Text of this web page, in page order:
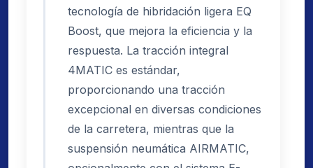
tecnología de hibridación ligera EQ
Boost, que mejora la eficiencia y la
respuesta. La tracción integral
4MATIC es estándar,
proporcionando una tracción
excepcional en diversas condiciones
de la carretera, mientras que la
suspensión neumática AIRMATIC,